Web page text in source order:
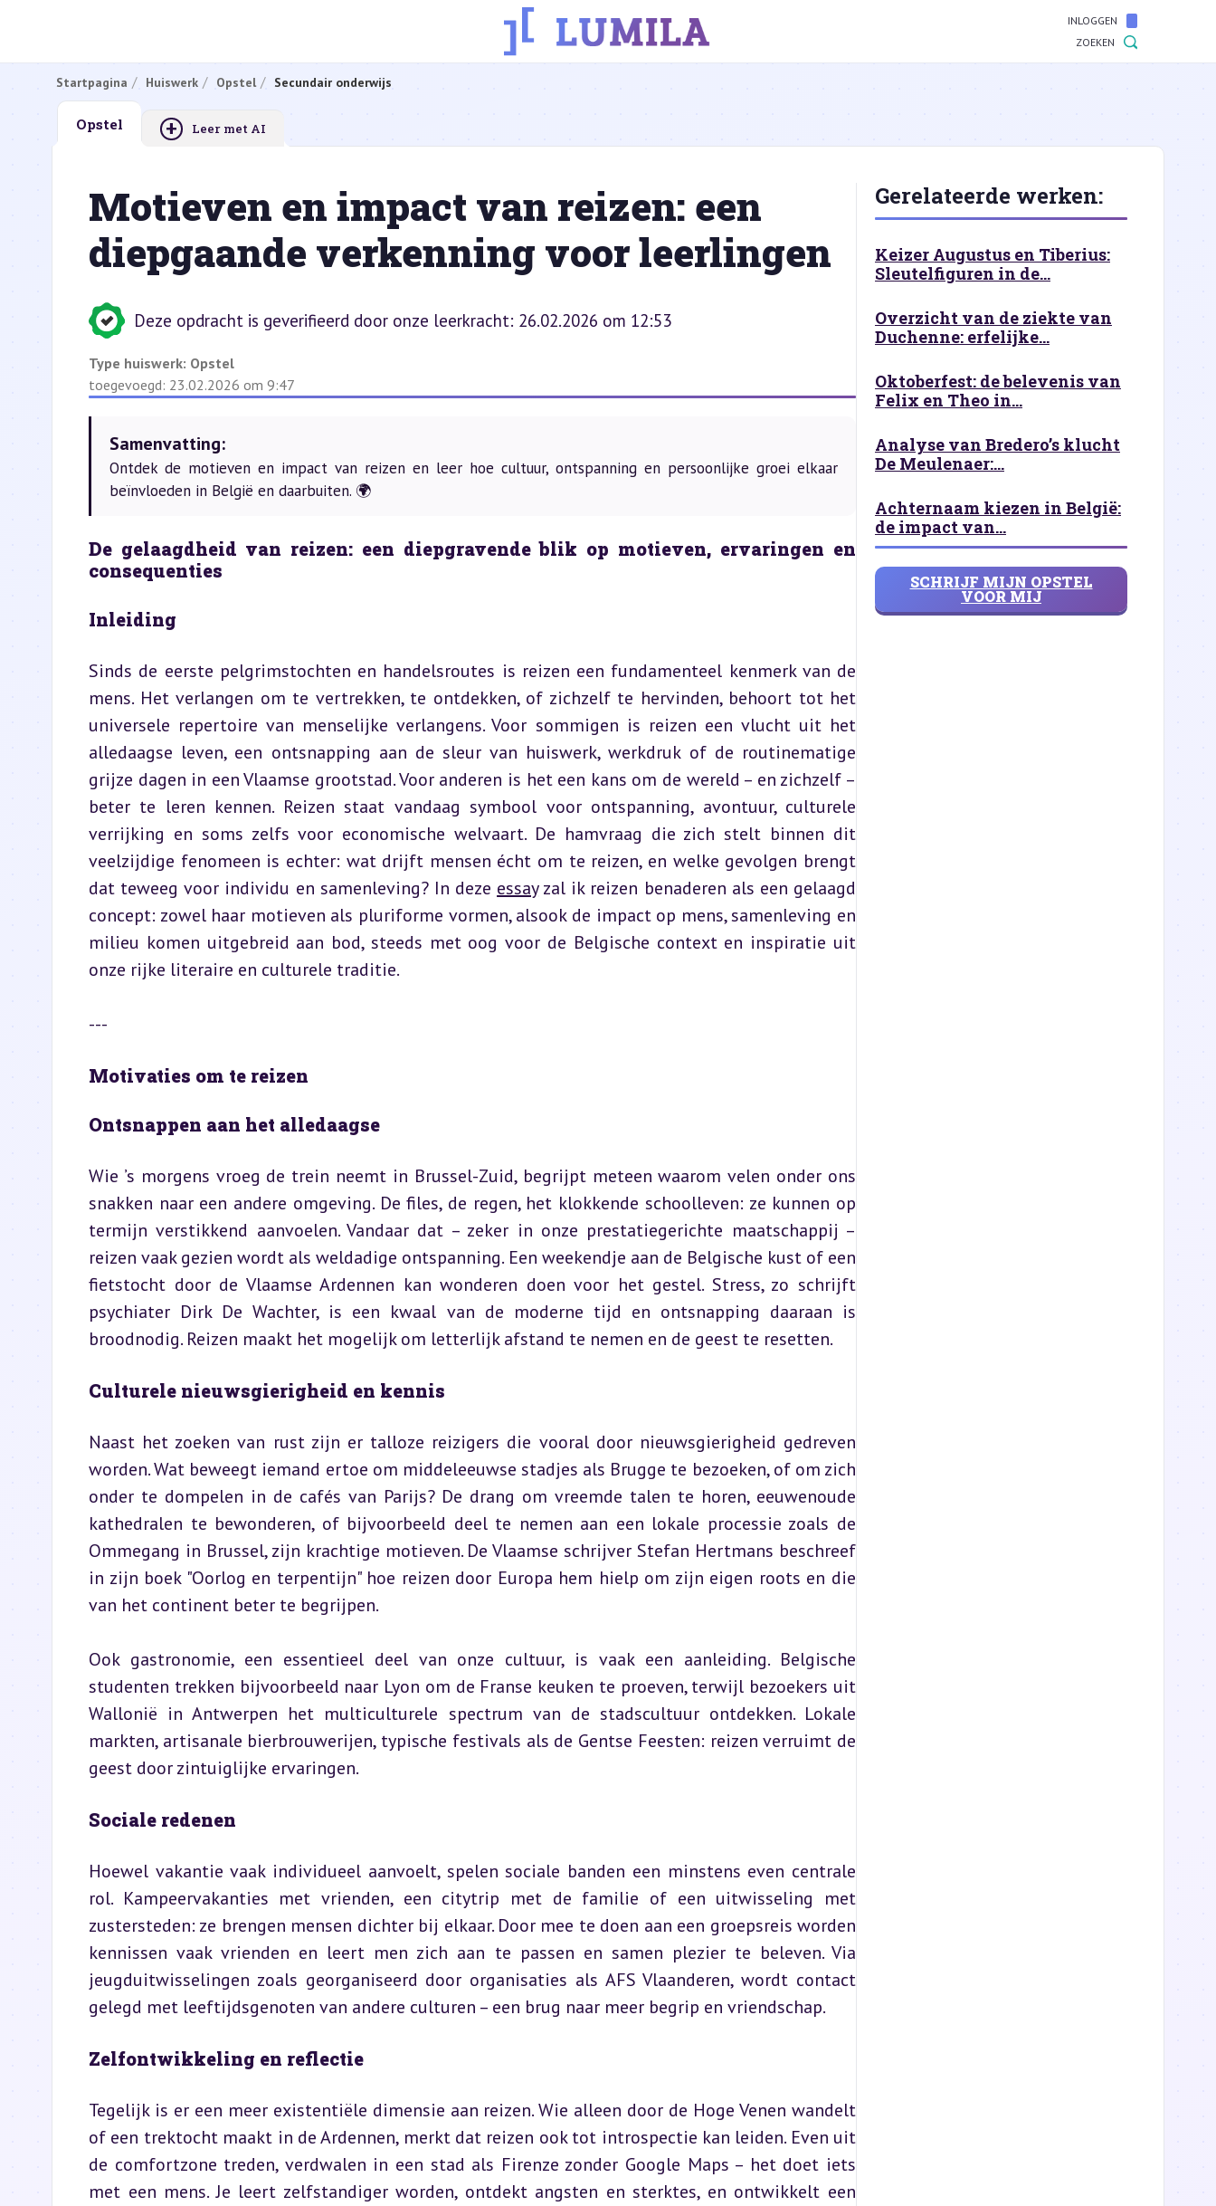
INLOGGEN
ZOEKEN
Startpagina Huiswerk Opstel Secundair onderwijs
Opstel + Leer met AI
Motieven en impact van reizen: een
diepgaande verkenning voor leerlingen
Deze opdracht is geverifieerd door onze leerkracht: 26.02.2026 om 12:53
Type huiswerk: Opstel
toegevoegd: 23.02.2026 om 9:47
Samenvatting:
Ontdek de motieven en impact van reizen en leer hoe cultuur, ontspanning en persoonlijke groei elkaar
beïnvloeden in België en daarbuiten. 🌍
De gelaagdheid van reizen: een diepgravende blik op motieven, ervaringen en
consequenties
Inleiding
Sinds de eerste pelgrimstochten en handelsroutes is reizen een fundamenteel kenmerk van de
mens. Het verlangen om te vertrekken, te ontdekken, of zichzelf te hervinden, behoort tot het
universele repertoire van menselijke verlangens. Voor sommigen is reizen een vlucht uit het
alledaagse leven, een ontsnapping aan de sleur van huiswerk, werkdruk of de routinematige
grijze dagen in een Vlaamse grootstad. Voor anderen is het een kans om de wereld – en zichzelf –
beter te leren kennen. Reizen staat vandaag symbool voor ontspanning, avontuur, culturele
verrijking en soms zelfs voor economische welvaart. De hamvraag die zich stelt binnen dit
veelzijdige fenomeen is echter: wat drijft mensen écht om te reizen, en welke gevolgen brengt
dat teweeg voor individu en samenleving? In deze essay zal ik reizen benaderen als een gelaagd
concept: zowel haar motieven als pluriforme vormen, alsook de impact op mens, samenleving en
milieu komen uitgebreid aan bod, steeds met oog voor de Belgische context en inspiratie uit
onze rijke literaire en culturele traditie.
---
Motivaties om te reizen
Ontsnappen aan het alledaagse
Wie ’s morgens vroeg de trein neemt in Brussel-Zuid, begrijpt meteen waarom velen onder ons
snakken naar een andere omgeving. De files, de regen, het klokkende schoolleven: ze kunnen op
termijn verstikkend aanvoelen. Vandaar dat – zeker in onze prestatiegerichte maatschappij –
reizen vaak gezien wordt als weldadige ontspanning. Een weekendje aan de Belgische kust of een
fietstocht door de Vlaamse Ardennen kan wonderen doen voor het gestel. Stress, zo schrijft
psychiater Dirk De Wachter, is een kwaal van de moderne tijd en ontsnapping daaraan is
broodnodig. Reizen maakt het mogelijk om letterlijk afstand te nemen en de geest te resetten.
Culturele nieuwsgierigheid en kennis
Naast het zoeken van rust zijn er talloze reizigers die vooral door nieuwsgierigheid gedreven
worden. Wat beweegt iemand ertoe om middeleeuwse stadjes als Brugge te bezoeken, of om zich
onder te dompelen in de cafés van Parijs? De drang om vreemde talen te horen, eeuwenoude
kathedralen te bewonderen, of bijvoorbeeld deel te nemen aan een lokale processie zoals de
Ommegang in Brussel, zijn krachtige motieven. De Vlaamse schrijver Stefan Hertmans beschreef
in zijn boek "Oorlog en terpentijn" hoe reizen door Europa hem hielp om zijn eigen roots en die
van het continent beter te begrijpen.
Ook gastronomie, een essentieel deel van onze cultuur, is vaak een aanleiding. Belgische
studenten trekken bijvoorbeeld naar Lyon om de Franse keuken te proeven, terwijl bezoekers uit
Wallonië in Antwerpen het multiculturele spectrum van de stadscultuur ontdekken. Lokale
markten, artisanale bierbrouwerijen, typische festivals als de Gentse Feesten: reizen verruimt de
geest door zintuiglijke ervaringen.
Sociale redenen
Hoewel vakantie vaak individueel aanvoelt, spelen sociale banden een minstens even centrale
rol. Kampeervakanties met vrienden, een citytrip met de familie of een uitwisseling met
zustersteden: ze brengen mensen dichter bij elkaar. Door mee te doen aan een groepsreis worden
kennissen vaak vrienden en leert men zich aan te passen en samen plezier te beleven. Via
jeugduitwisselingen zoals georganiseerd door organisaties als AFS Vlaanderen, wordt contact
gelegd met leeftijdsgenoten van andere culturen – een brug naar meer begrip en vriendschap.
Zelfontwikkeling en reflectie
Tegelijk is er een meer existentiële dimensie aan reizen. Wie alleen door de Hoge Venen wandelt
of een trektocht maakt in de Ardennen, merkt dat reizen ook tot introspectie kan leiden. Even uit
de comfortzone treden, verdwalen in een stad als Firenze zonder Google Maps – het doet iets
met een mens. Je leert zelfstandiger worden, ontdekt angsten en sterktes, en ontwikkelt een
Gerelateerde werken:
Keizer Augustus en Tiberius:
Sleutelfiguren in de...
Overzicht van de ziekte van
Duchenne: erfelijke...
Oktoberfest: de belevenis van
Felix en Theo in...
Analyse van Bredero’s klucht
De Meulenaer:...
Achternaam kiezen in België:
de impact van...
SCHRIJF MIJN OPSTEL
VOOR MIJ